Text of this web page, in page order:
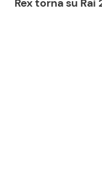
Rex torna su